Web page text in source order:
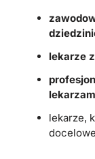
lekarze
lekarze,